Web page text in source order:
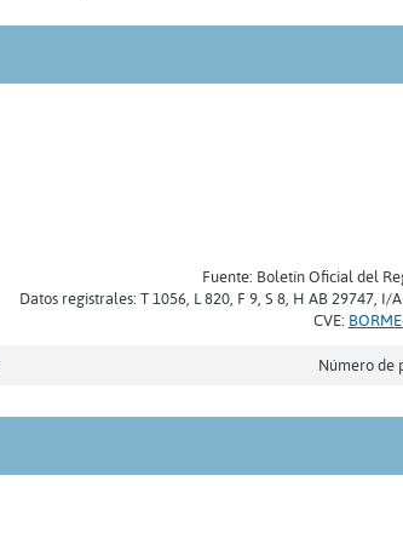
Fuente: Boletín Oficial del
Datos registrales: T 1056, L 820, F 9, S 8, H AB 29747, I/
CVE:
Número de